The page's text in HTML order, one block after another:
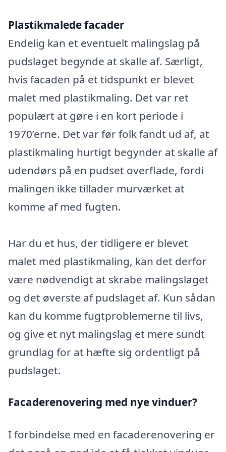
Plastikmalede facader
Endelig kan et eventuelt malingslag på
pudslaget begynde at skalle af. Særligt,
hvis facaden på et tidspunkt er blevet
malet med plastikmaling. Det var ret
populært at gøre i en kort periode i
1970’erne. Det var før folk fandt ud af, at
plastikmaling hurtigt begynder at skalle af
udendørs på en pudset overflade, fordi
malingen ikke tillader murværket at
komme af med fugten.
Har du et hus, der tidligere er blevet
malet med plastikmaling, kan det derfor
være nødvendigt at skrabe malingslaget
og det øverste af pudslaget af. Kun sådan
kan du komme fugtproblemerne til livs,
og give et nyt malingslag et mere sundt
grundlag for at hæfte sig ordentligt på
pudslaget.
Facaderenovering med nye vinduer?
I forbindelse med en facaderenovering er